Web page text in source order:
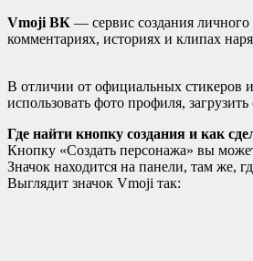
Vmoji ВК — сервис создания личного
комментариях, историях и клипах
В отличии от официальных стикеров
использовать фото профиля,
Где найти кнопку создания и как
Кнопку «Создать персонажа» вы
Значок находится на панели, там же,
Выглядит значок Vmoji так: